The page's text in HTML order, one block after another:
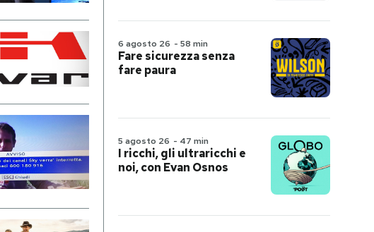
6 agosto 26 - 58 min
Fare sicurezza senza
fare paura
5 agosto 26 - 47 min
I ricchi, gli ultraricchi e
noi, con Evan Osnos